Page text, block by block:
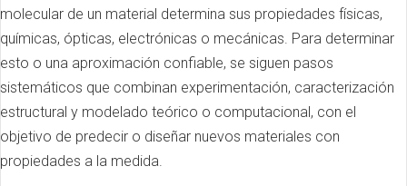
molecular de un material determina sus propiedades físicas,
químicas, ópticas, electrónicas o mecánicas. Para determinar
esto o una aproximación confiable, se siguen pasos
sistemáticos que combinan experimentación, caracterización
estructural y modelado teórico o computacional, con el
objetivo de predecir o diseñar nuevos materiales con
propiedades a la medida.